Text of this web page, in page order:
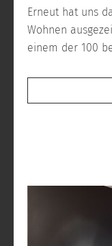
Erneut hat uns
Wohnen
einem der 100